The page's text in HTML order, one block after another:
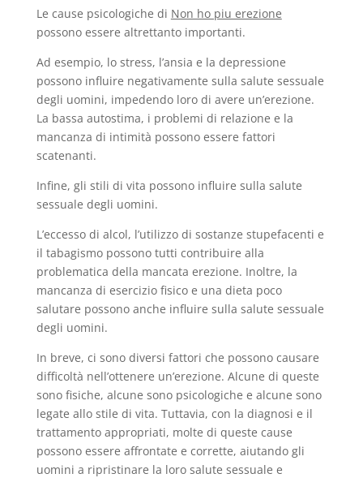
Le cause psicologiche di Non ho piu erezione
possono essere altrettanto importanti.
Ad esempio, lo stress, l’ansia e la depressione
possono influire negativamente sulla salute sessuale
degli uomini, impedendo loro di avere un’erezione.
La bassa autostima, i problemi di relazione e la
mancanza di intimità possono essere fattori
scatenanti.
Infine, gli stili di vita possono influire sulla salute
sessuale degli uomini.
L’eccesso di alcol, l’utilizzo di sostanze stupefacenti e
il tabagismo possono tutti contribuire alla
problematica della mancata erezione. Inoltre, la
mancanza di esercizio fisico e una dieta poco
salutare possono anche influire sulla salute sessuale
degli uomini.
In breve, ci sono diversi fattori che possono causare
difficoltà nell’ottenere un’erezione. Alcune di queste
sono fisiche, alcune sono psicologiche e alcune sono
legate allo stile di vita. Tuttavia, con la diagnosi e il
trattamento appropriati, molte di queste cause
possono essere affrontate e corrette, aiutando gli
uomini a ripristinare la loro salute sessuale e